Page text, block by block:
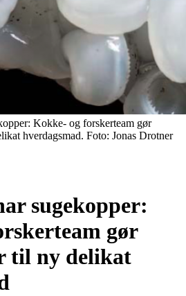
Kokke- og forskerteam gør
hverdagsmad. Foto: Jonas Drotner
sugekopper:
gør
til ny delikat